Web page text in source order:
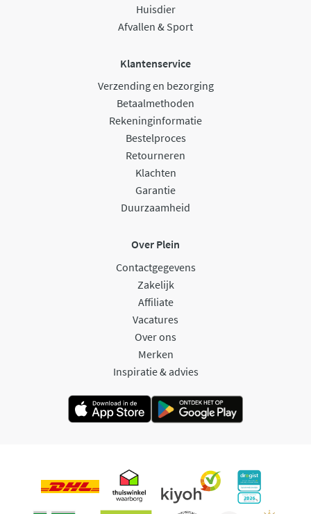
Huisdier
Afvallen & Sport
Klantenservice
Verzending en bezorging
Betaalmethoden
Rekeninginformatie
Bestelproces
Retourneren
Klachten
Garantie
Duurzaamheid
Over Plein
Contactgegevens
Zakelijk
Affiliate
Vacatures
Over ons
Merken
Inspiratie & advies